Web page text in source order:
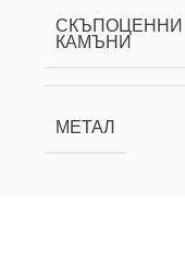
СКЪПОЦЕННИ
КАМЪНИ
МЕТАЛ